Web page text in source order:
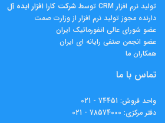
تولید نرم افزار CRM توسط
شرکت کارا افزار ايده آل
دارنده مجوز تولید نرم افزار از وزارت صمت
عضو شورای عالی انفورماتیک ایران
عضو انجمن صنفی رایانه ای ایران
همکاران ما
تماس با ما
واحد فروش: 74451 - 021
دفتر مرکزی: 78574000 - 021